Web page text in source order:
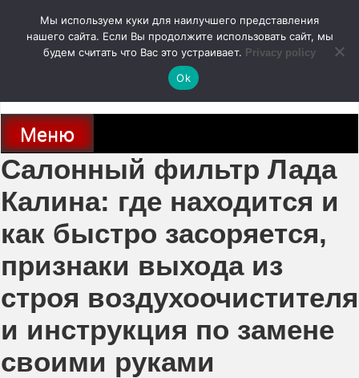
содержимому
autodoc24.ru
Новости про современные автомобили и не только, новинки зарубежного
и отечественного автопрома
Меню
Салонный фильтр Лада
Калина: где находится и
как быстро засоряется,
признаки выхода из
строя воздухоочистителя
и инструкция по замене
своими руками
Мы используем куки для наилучшего представления
нашего сайта. Если Вы продолжите использовать сайт, мы
будем считать что Вас это устраивает. Privacy policy
Ok